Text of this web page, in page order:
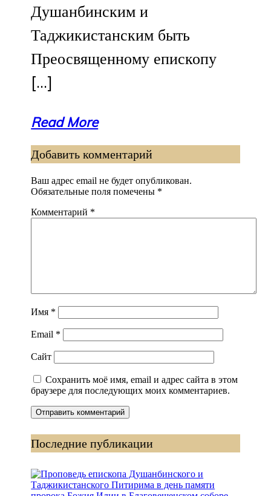
Душанбинским и
Таджикистанским быть
Преосвященному епископу
[…]
Read More
Добавить комментарий
Ваш адрес email не будет опубликован.
Обязательные поля помечены *
Комментарий *
Имя *
Email *
Сайт
Сохранить моё имя, email и адрес сайта в этом
браузере для последующих моих комментариев.
Последние публикации